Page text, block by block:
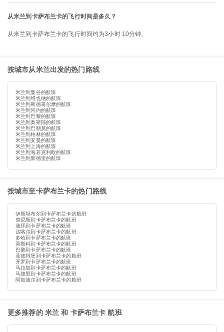
从米兰到卡萨布兰卡的飞行时间是多久？
从米兰到卡萨布兰卡的飞行时间约为3小时 10分钟。
按城市从米兰出发的热门路线
米兰到曼谷的航班
米兰到维也纳的航班
米兰到斯德哥尔摩的航班
米兰到河内的航班
米兰到巴黎的航班
米兰到奥斯陆的航班
米兰到巴勒莫的航班
米兰到柏林的航班
米兰到安曼的航班
米兰到上海的航班
米兰到海若克利欧的航班
米兰到新德里的航班
按城市至卡萨布兰卡的热门路线
伊斯坦布尔到卡萨布兰卡的航班
突尼斯到卡萨布兰卡的航班
迪拜到卡萨布兰卡的航班
达喀尔到卡萨布兰卡的航班
多哈到卡萨布兰卡的航班
莫斯科到卡萨布兰卡的航班
巴黎到卡萨布兰卡的航班
圣彼得堡到卡萨布兰卡的航班
开罗到卡萨布兰卡的航班
马拉加到卡萨布兰卡的航班
马德里到卡萨布兰卡的航班
阿加迪尔到卡萨布兰卡的航班
更多推荐的 米兰 和 卡萨布兰卡 航班